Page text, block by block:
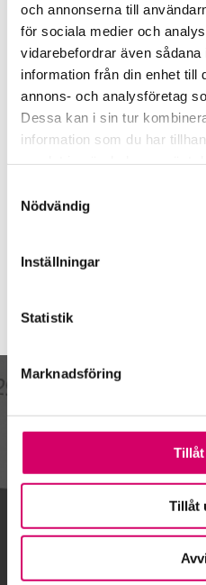
och annonserna till
för sociala medier och
vidarebefordrar även
information från din enhet till
annons- och analysföretag
Dessa kan i sin tur
information som du har
Nödvändig
Inställningar
Statistik
Marknadsföring
Tillåt
Aros Ekonomibyrå AB
Västerås
Telefon
021-15 67 55
Mobiltelefon
070-365 15 98
Skicka e-post
Lägg till i